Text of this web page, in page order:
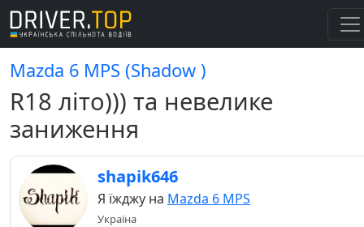
Mazda 6 MPS (Shadow )
R18 літо))) та невелике
заниження
shapik646
Я їжджу на Mazda 6 MPS
Україна